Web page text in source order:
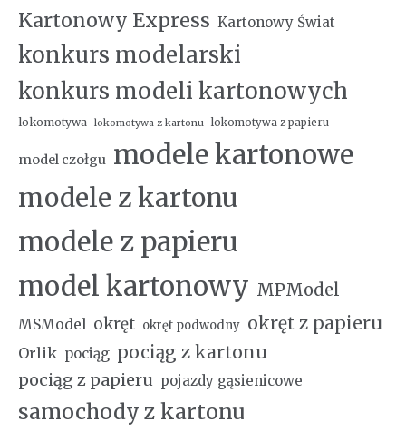
Kartonowy Express Kartonowy Świat
konkurs modelarski
konkurs modeli kartonowych
lokomotywa lokomotywa z kartonu lokomotywa z papieru
model czołgu modele kartonowe
modele z kartonu
modele z papieru
model kartonowy MPModel
MSModel okręt okręt podwodny okręt z papieru
Orlik pociąg pociąg z kartonu
pociąg z papieru pojazdy gąsienicowe
samochody z kartonu